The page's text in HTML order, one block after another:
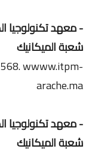
- معهد تكنولوجيا
شعبة الميكانيك
wwww.itpm-
arache.ma
- معهد تكنولوجيا
شعبة الميكانيك